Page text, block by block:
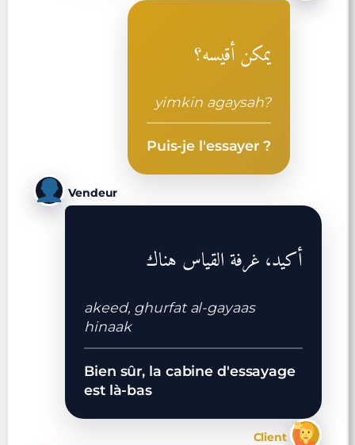
يمكن أقيسه؟
yimkin agaysah?
Puis-je l'essayer ?
Vendeur
أكيد، غرفة القياس هناك
akeed, ghurfat al-gayaas
hinaak
Bien sûr, la cabine d'essayage
est là-bas
Client